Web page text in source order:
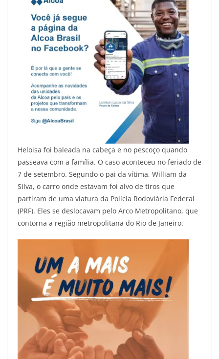
Heloisa foi baleada na cabeça e no pescoço quando
passeava com a família. O caso aconteceu no feriado de
7 de setembro. Segundo o pai da vítima, William da
Silva, o carro onde estavam foi alvo de tiros que
partiram de uma viatura da Polícia Rodoviária Federal
(PRF). Eles se deslocavam pelo Arco Metropolitano, que
contorna a região metropolitana do Rio de Janeiro.